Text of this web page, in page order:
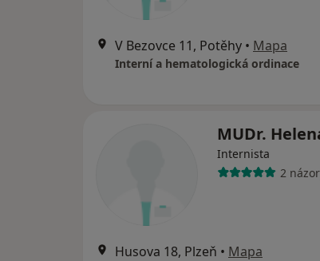
V Bezovce 11, Potěhy • Mapa
Interní a hematologická ordinace
MUDr.
Internista
2
Husova 18, Plzeň • Mapa